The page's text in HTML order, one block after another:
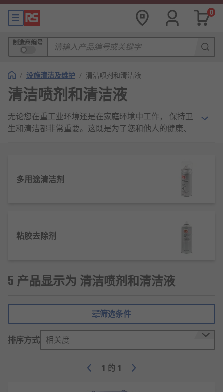
0
制造商编号
/ 设施清洁及维护 / 清洁喷剂和清洁液
清洁喷剂和清洁液
无论您在重工业环境还是在家庭环境中工作， 保持卫
生和清洁都非常重要。这既是为了您和他人的健康、
在 RS 欧时， 我们提供各种清洁喷雾和清洗液，确保
所有客户都能轻松高效地维护工作环境。从多用途清
洁剂到专业产品， 我们相信您一定会找到您需要的产
清洁喷雾和清洗液的类型
签、 蜡和口香糖。
除尘喷剂– 用于去除设备、电子产品以及难以触及的
区域中的灰尘、 污垢和气载碎屑的压缩气体罐。 除
尘喷剂通常用于清洁计算机风扇、 电路板、 计算机
键盘和笔记本电脑， 特别适用于清洁敏感设备，因为
不会产生任何湿气。
– 适用于用水清洁效果不好的顽固物质或污
多用途清洁剂
粘胶去除剂
5 产品显示为 清洁喷剂和清洁液
筛选条件
排序方式 相关度
1 的 1